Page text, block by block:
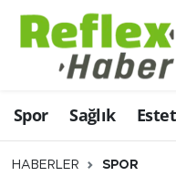
Spor Sağlık
HABERLER SPOR
Eğitim
Estetik
Firmalardan
Nöbetçi
Hava Durumu
Namaz Vakitleri